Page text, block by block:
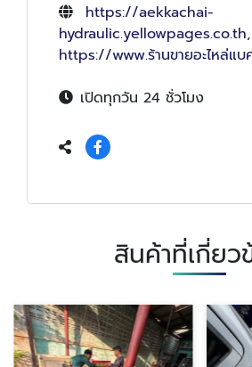
https://aekkachai-
hydraulic.yellowpages.co.th,
https://www.ร้านขายอะไหล่แบ
เปิดทุกวัน 24 ชั่วโมง
สินค้าที่เกี่ยว